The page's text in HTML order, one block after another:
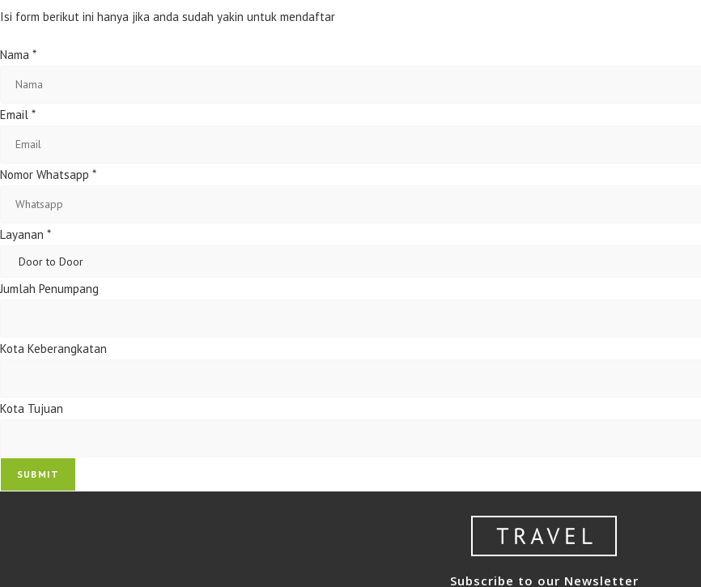
Isi form berikut ini hanya jika anda sudah yakin untuk mendaftar
Nama *
Email *
Nomor Whatsapp *
Layanan *
Jumlah Penumpang
Kota Keberangkatan
Kota Tujuan
SUBMIT
Subscribe to our Newsletter